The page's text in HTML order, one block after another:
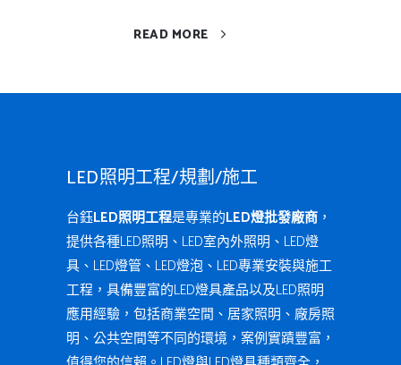
READ MORE
LED照明工程/規劃/施工
台鈺LED照明工程是專業的LED燈批發廠商 ，
提供各種LED照明、LED室內外照明、LED燈
具、LED燈管、LED燈泡、LED專業安裝與施工
工程，具備豐富的LED燈具產品以及LED照明
應用經驗，包括商業空間、居家照明、廠房照
明、公共空間等不同的環境，案例實蹟豐富，